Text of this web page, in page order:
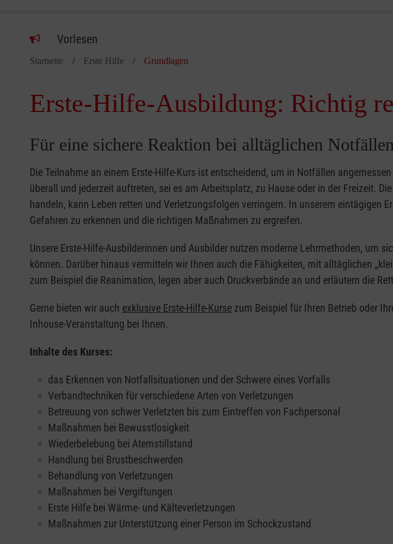
Vorlesen
Startseite Erste Hilfe Grundlagen
Erste-Hilfe-Ausbildung: Richtig
Für eine sichere Reaktion bei alltäglichen Notfällen
Die Teilnahme an einem Erste-Hilfe-Kurs ist entscheidend, um in Notfällen
überall und jederzeit auftreten, sei es am Arbeitsplatz, zu Hause oder in der Freizeit.
handeln, kann Leben retten und Verletzungsfolgen verringern. In unserem eintägigen
Gefahren zu erkennen und die richtigen Maßnahmen zu ergreifen.
Unsere Erste-Hilfe-Ausbilderinnen und Ausbilder nutzen moderne Lehrmethoden, um
können. Darüber hinaus vermitteln wir Ihnen auch die Fähigkeiten, mit alltäglichen
zum Beispiel die Reanimation, legen aber auch Druckverbände an und erläutern die
Gerne bieten wir auch exklusive Erste-Hilfe-Kurse zum Beispiel für Ihren Betrieb oder
Inhouse-Veranstaltung bei Ihnen.
Inhalte des Kurses:
das Erkennen von Notfallsituationen und der Schwere eines Vorfalls
Verbandtechniken für verschiedene Arten von Verletzungen
Betreuung von schwer Verletzten bis zum Eintreffen von Fachpersonal
Maßnahmen bei Bewusstlosigkeit
Wiederbelebung bei Atemstillstand
Handlung bei Brustbeschwerden
Behandlung von Verletzungen
Maßnahmen bei Vergiftungen
Erste Hilfe bei Wärme- und Kälteverletzungen
Maßnahmen zur Unterstützung einer Person im Schockzustand